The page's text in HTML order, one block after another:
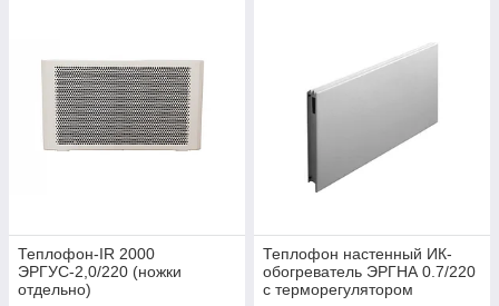
Теплофон-IR 2000
ЭРГУС-2,0/220 (ножки
отдельно)
Теплофон настенный ИК-
обогреватель ЭРГНА 0.7/220
с терморегулятором